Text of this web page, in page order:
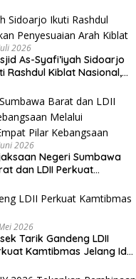
2026
As-Syafi’iyah Sidoarjo
Rashdul Kiblat Nasional,
2026
Negeri Sumbawa
dan LDII Perkuat
Hukum Empat Pilar
2026
Tarik Gandeng LDII
Kamtibmas Jelang Idul